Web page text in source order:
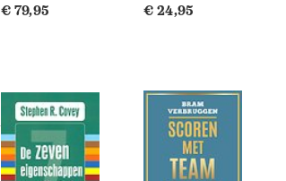
€ 79,95
€ 24,95